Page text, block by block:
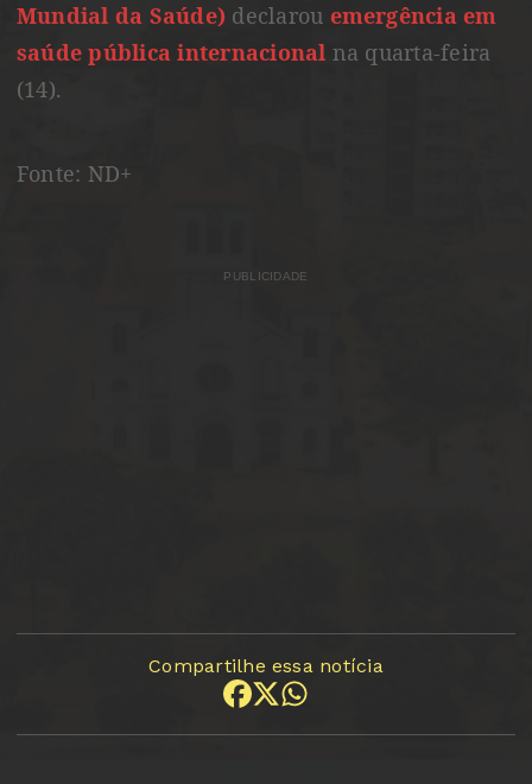
Mundial da Saúde) declarou emergência em
saúde pública internacional na quarta-feira
(14).
Fonte: ND+
PUBLICIDADE
Compartilhe essa notícia